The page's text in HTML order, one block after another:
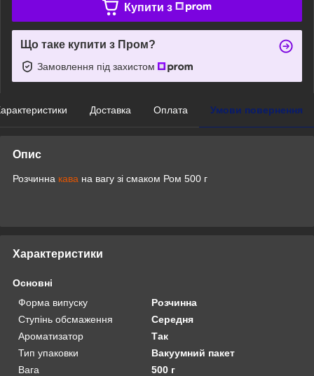
Купити з
Що таке купити з Пром?
Замовлення під захистом
Доставка Оплата Умови повернення
Опис
Розчинна кава на вагу зі смаком Ром 500 г
Характеристики
Основні
Форма випуску
Розчинна
Ступінь обсмаження
Середня
Ароматизатор
Так
Тип упаковки
Вакуумний пакет
Вага
500 г